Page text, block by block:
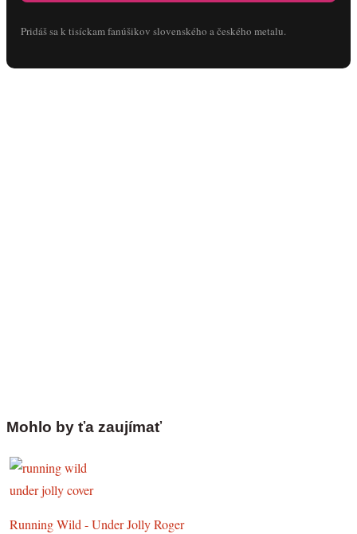
Pridáš sa k tisíckam fanúšikov slovenského a českého metalu.
Mohlo by ťa zaujímať
Running Wild - Under Jolly Roger